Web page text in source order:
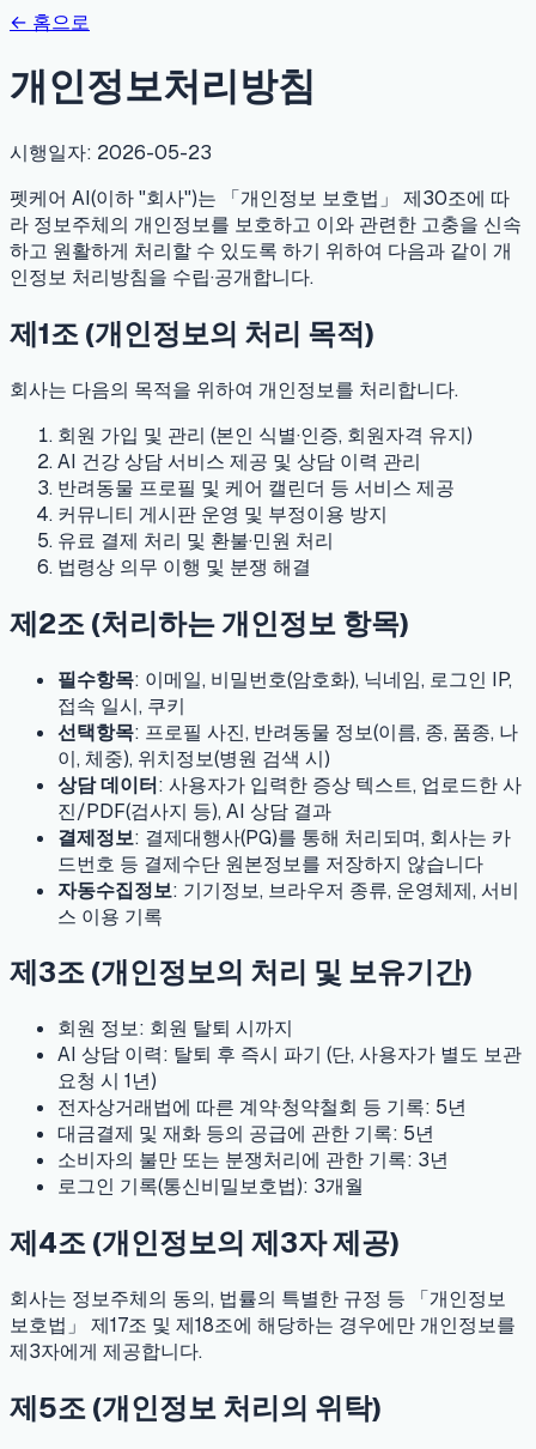
← 홈으로
개인정보처리방침
시행일자: 2026-05-23
펫케어 AI(이하 "회사")는 「개인정보 보호법」 제30조에 따
라 정보주체의 개인정보를 보호하고 이와 관련한 고충을 신속
하고 원활하게 처리할 수 있도록 하기 위하여 다음과 같이 개
인정보 처리방침을 수립·공개합니다.
제1조 (개인정보의 처리 목적)
회사는 다음의 목적을 위하여 개인정보를 처리합니다.
회원 가입 및 관리 (본인 식별·인증, 회원자격 유지)
AI 건강 상담 서비스 제공 및 상담 이력 관리
반려동물 프로필 및 케어 캘린더 등 서비스 제공
커뮤니티 게시판 운영 및 부정이용 방지
유료 결제 처리 및 환불·민원 처리
법령상 의무 이행 및 분쟁 해결
제2조 (처리하는 개인정보 항목)
필수항목: 이메일, 비밀번호(암호화), 닉네임, 로그인 IP,
접속 일시, 쿠키
선택항목: 프로필 사진, 반려동물 정보(이름, 종, 품종, 나
이, 체중), 위치정보(병원 검색 시)
상담 데이터: 사용자가 입력한 증상 텍스트, 업로드한 사
진/PDF(검사지 등), AI 상담 결과
결제정보: 결제대행사(PG)를 통해 처리되며, 회사는 카
드번호 등 결제수단 원본정보를 저장하지 않습니다
자동수집정보: 기기정보, 브라우저 종류, 운영체제, 서비
스 이용 기록
제3조 (개인정보의 처리 및 보유기간)
회원 정보: 회원 탈퇴 시까지
AI 상담 이력: 탈퇴 후 즉시 파기 (단, 사용자가 별도 보관
요청 시 1년)
전자상거래법에 따른 계약·청약철회 등 기록: 5년
대금결제 및 재화 등의 공급에 관한 기록: 5년
소비자의 불만 또는 분쟁처리에 관한 기록: 3년
로그인 기록(통신비밀보호법): 3개월
제4조 (개인정보의 제3자 제공)
회사는 정보주체의 동의, 법률의 특별한 규정 등 「개인정보
보호법」 제17조 및 제18조에 해당하는 경우에만 개인정보를
제3자에게 제공합니다.
제5조 (개인정보 처리의 위탁)